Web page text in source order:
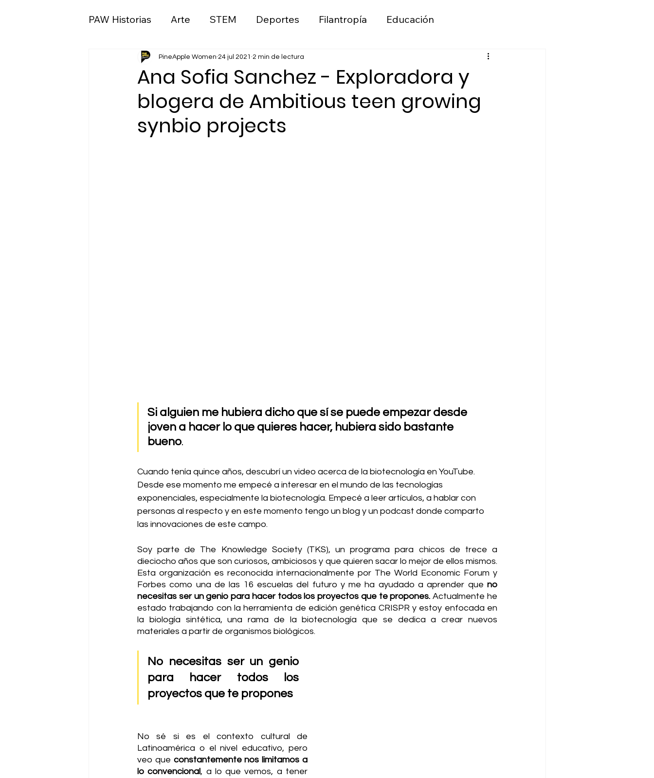
PAW Historias Arte STEM Deportes Filantropía Educación
Ciencias sociales y política Liderazgo Economía
Medios de comunicación Moda Sostenibilidad Ambiental
Ana Sofia Sanchez - Exploradora y
blogera de Ambitious teen growing
synbio projects
PineApple Women 24 jul 2021 2 min de lectura
Si alguien me hubiera dicho que sí se puede empezar desde
joven a hacer lo que quieres hacer, hubiera sido bastante
bueno.
Cuando tenía quince años, descubrí un video acerca de la biotecnología en YouTube.
Desde ese momento me empecé a interesar en el mundo de las tecnologías
exponenciales, especialmente la biotecnología. Empecé a leer artículos, a hablar con
personas al respecto y en este momento tengo un blog y un podcast donde comparto
las innovaciones de este campo.
Soy parte de The Knowledge Society (TKS), un programa para chicos de trece a
dieciocho años que son curiosos, ambiciosos y que quieren sacar lo mejor de ellos mismos.
Esta organización es reconocida internacionalmente por The World Economic Forum y
Forbes como una de las 16 escuelas del futuro y me ha ayudado a aprender que no
necesitas ser un genio para hacer todos los proyectos que te propones. Actualmente he
estado trabajando con la herramienta de edición genética CRISPR y estoy enfocada en
la biología sintética, una rama de la biotecnología que se dedica a crear nuevos
materiales a partir de organismos biológicos.
No necesitas ser un genio
para hacer todos los
proyectos que te propones
No sé si es el contexto cultural de
Latinoamérica o el nivel educativo, pero
veo que constantemente nos limitamos a
lo convencional, a lo que vemos, a tener